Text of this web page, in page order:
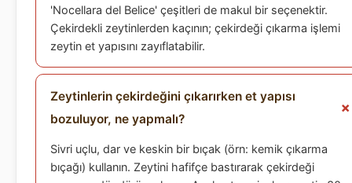
'Nocellara del Belice' çeşitleri de makul bir seçenektir.
Çekirdekli zeytinlerden kaçının; çekirdeği çıkarma işlemi
zeytin et yapısını zayıflatabilir.
Zeytinlerin çekirdeğini çıkarırken et yapısı
bozuluyor, ne yapmalı?
Sivri uçlu, dar ve keskin bir bıçak (örn: kemik çıkarma
bıçağı) kullanın. Zeytini hafifçe bastırarak çekirdeği